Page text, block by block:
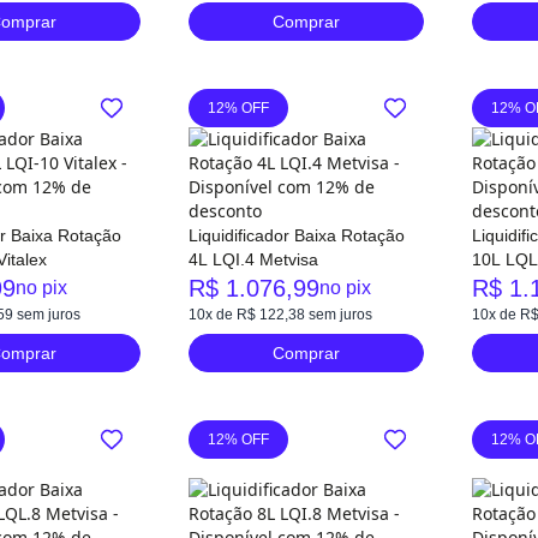
Comprar
Baixa Rotação
no pix
sem juros
12% OFF
Liquidificador Baixa Rotação
4L LQI.4 Metvisa
R$ 1.076,99no pix
10x de R$ 122,38 sem juros
Comprar
12%
10L
R$
10x de
12% OFF 12%